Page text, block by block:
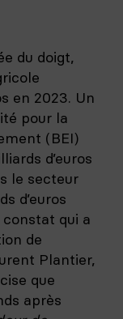
du doigt,
en 2023. Un
pour la
(BEI)
d’euros
le secteur
d’euros
constat qui a
de
Plantier,
que
après